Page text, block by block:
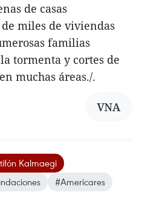
de casas
miles de viviendas
familias
tormenta y cortes de
muchas áreas./.
VNA
Kalmaegi
#Americares